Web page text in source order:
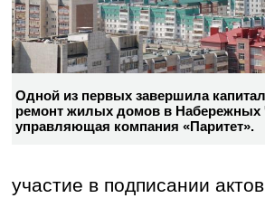
Одной из первых завершила
ремонт жилых домов в Набережных
управляющая компания «Паритет».
участие в подписании